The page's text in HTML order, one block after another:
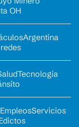
OH
Argentina
Tecnología
EmpleosServicios